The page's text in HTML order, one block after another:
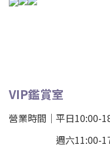
VIP鑑賞室
營業時間｜平日10:00-
週六11:00-17:00(